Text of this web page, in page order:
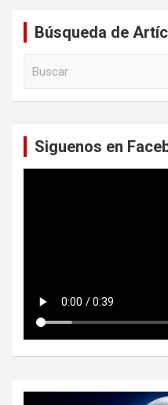
Búsqueda de
Siguenos en